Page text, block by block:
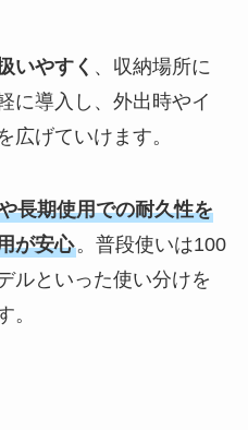
いやすく 、収納場所に
に導入し、外出時やイ
広げていけます。
長期使用での耐久性を
が安心。普段使いは100
ルといった使い分けを
。